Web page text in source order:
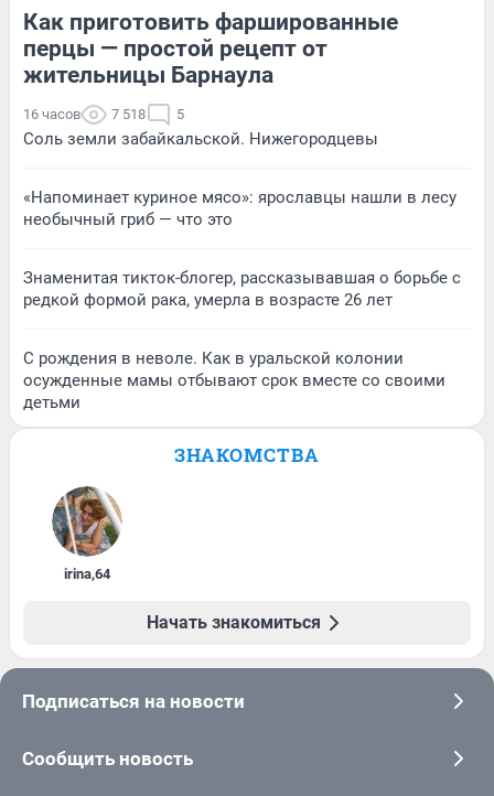
Как приготовить фаршированные
перцы — простой рецепт от
жительницы Барнаула
16 часов 7 518 5
Соль земли забайкальской. Нижегородцевы
«Напоминает куриное мясо»: ярославцы нашли в лесу
необычный гриб — что это
Знаменитая тикток-блогер, рассказывавшая о борьбе с
редкой формой рака, умерла в возрасте 26 лет
С рождения в неволе. Как в уральской колонии
осужденные мамы отбывают срок вместе со своими
детьми
ЗНАКОМСТВА
irina,64
Начать знакомиться
Подписаться на новости
Сообщить новость